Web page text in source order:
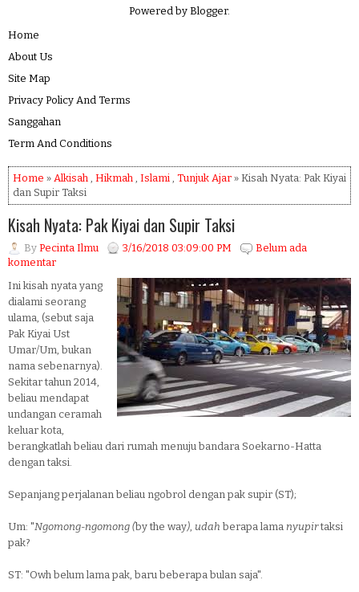
Powered by Blogger.
Home
About Us
Site Map
Privacy Policy And Terms
Sanggahan
Term And Conditions
Home » Alkisah , Hikmah , Islami , Tunjuk Ajar » Kisah Nyata: Pak Kiyai
dan Supir Taksi
Kisah Nyata: Pak Kiyai dan Supir Taksi
By Pecinta Ilmu 3/16/2018 03:09:00 PM
Belum ada
komentar
Ini kisah nyata yang
dialami seorang
ulama, (sebut saja
Pak Kiyai Ust
Umar/Um, bukan
nama sebenarnya).
Sekitar tahun 2014,
beliau mendapat
undangan ceramah
keluar kota,
berangkatlah beliau dari rumah menuju bandara Soekarno-Hatta
dengan taksi.
Sepanjang perjalanan beliau ngobrol dengan pak supir (ST);
Um: "Ngomong-ngomong (by the way), udah berapa lama nyupirtaksi
pak?
ST: "Owh belum lama pak, baru beberapa bulan saja".